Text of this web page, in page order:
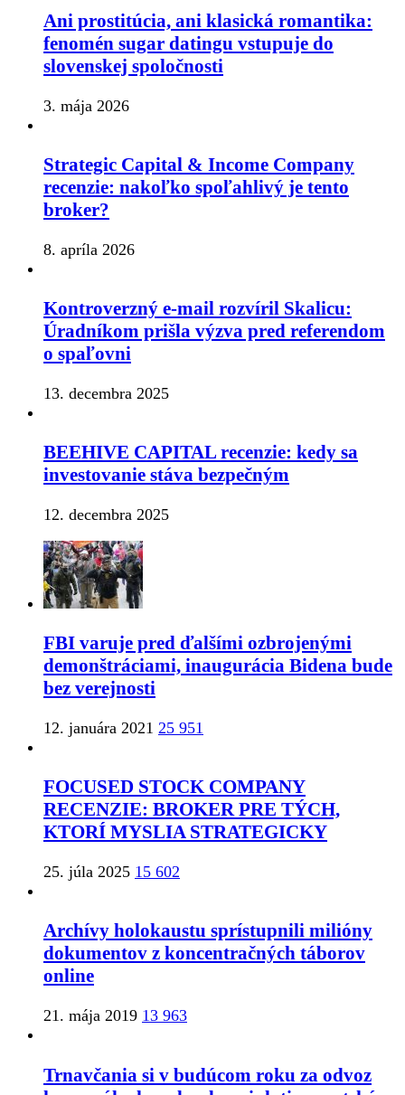
Ani prostitúcia, ani klasická romantika:
fenomén sugar datingu vstupuje do
slovenskej spoločnosti
3. mája 2026
Strategic Capital & Income Company
recenzie: nakoľko spoľahlivý je tento
broker?
8. apríla 2026
Kontroverzný e-mail rozvíril Skalicu:
Úradníkom prišla výzva pred referendom
o spaľovni
13. decembra 2025
BEEHIVE CAPITAL recenzie: kedy sa
investovanie stáva bezpečným
12. decembra 2025
FBI varuje pred ďalšími ozbrojenými
demonštráciami, inaugurácia Bidena bude
bez verejnosti
12. januára 2021 25 951
FOCUSED STOCK COMPANY
RECENZIE: BROKER PRE TÝCH,
KTORÍ MYSLIA STRATEGICKY
25. júla 2025 15 602
Archívy holokaustu sprístupnili milióny
dokumentov z koncentračných táborov
online
21. mája 2019 13 963
Trnavčania si v budúcom roku za odvoz